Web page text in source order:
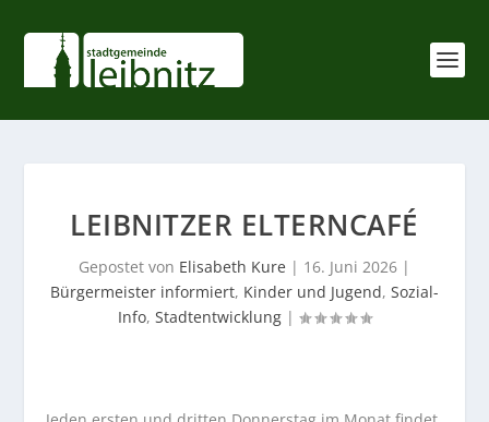
LEIBNITZER ELTERNCAFÉ
Gepostet von Elisabeth Kure | 16. Juni 2026 |
Bürgermeister informiert, Kinder und Jugend, Sozial-
Info, Stadtentwicklung |